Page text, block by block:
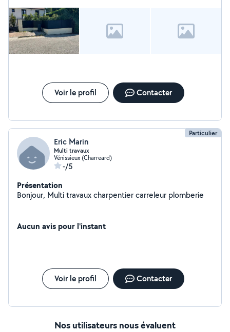
Voir le profil Contacter
Particulier
Eric Marin
Multi travaux
Vénissieux (Charreard)
-/5
Présentation
Bonjour, Multi travaux charpentier carreleur plomberie
Aucun avis pour l'instant
Voir le profil Contacter
Nos utilisateurs nous évaluent